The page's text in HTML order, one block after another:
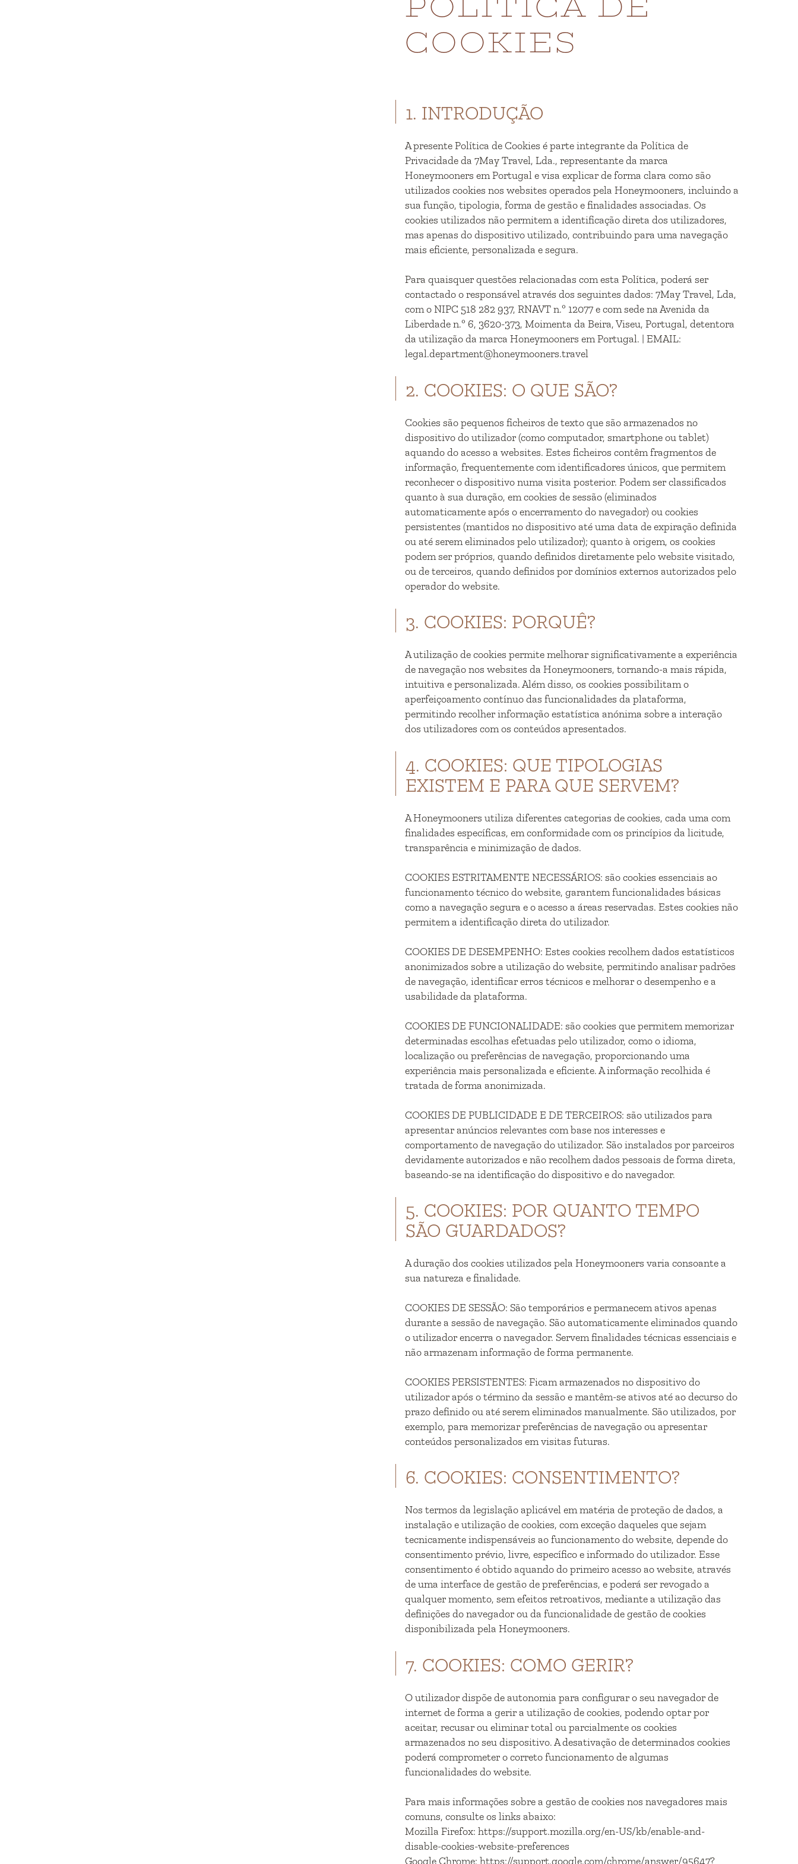
POLÍTICA DE
COOKIES
1. INTRODUÇÃO
A presente Política de Cookies é parte integrante da Política de
Privacidade da 7May Travel, Lda., representante da marca
Honeymooners em Portugal e visa explicar de forma clara como são
utilizados cookies nos websites operados pela Honeymooners, incluindo a
sua função, tipologia, forma de gestão e finalidades associadas. Os
cookies utilizados não permitem a identificação direta dos utilizadores,
mas apenas do dispositivo utilizado, contribuindo para uma navegação
mais eficiente, personalizada e segura.
Para quaisquer questões relacionadas com esta Política, poderá ser
contactado o responsável através dos seguintes dados: 7May Travel, Lda,
com o NIPC 518 282 937, RNAVT n.º 12077 e com sede na Avenida da
Liberdade n.º 6, 3620-373, Moimenta da Beira, Viseu, Portugal, detentora
da utilização da marca Honeymooners em Portugal. | EMAIL:
legal.department@honeymooners.travel
2. COOKIES: O QUE SÃO?
Cookies são pequenos ficheiros de texto que são armazenados no
dispositivo do utilizador (como computador, smartphone ou tablet)
aquando do acesso a websites. Estes ficheiros contêm fragmentos de
informação, frequentemente com identificadores únicos, que permitem
reconhecer o dispositivo numa visita posterior. Podem ser classificados
quanto à sua duração, em cookies de sessão (eliminados
automaticamente após o encerramento do navegador) ou cookies
persistentes (mantidos no dispositivo até uma data de expiração definida
ou até serem eliminados pelo utilizador); quanto à origem, os cookies
podem ser próprios, quando definidos diretamente pelo website visitado,
ou de terceiros, quando definidos por domínios externos autorizados pelo
operador do website.
3. COOKIES: PORQUÊ?
A utilização de cookies permite melhorar significativamente a experiência
de navegação nos websites da Honeymooners, tornando-a mais rápida,
intuitiva e personalizada. Além disso, os cookies possibilitam o
aperfeiçoamento contínuo das funcionalidades da plataforma,
permitindo recolher informação estatística anónima sobre a interação
dos utilizadores com os conteúdos apresentados.
4. COOKIES: QUE TIPOLOGIAS
EXISTEM E PARA QUE SERVEM?
A Honeymooners utiliza diferentes categorias de cookies, cada uma com
finalidades específicas, em conformidade com os princípios da licitude,
transparência e minimização de dados.
COOKIES ESTRITAMENTE NECESSÁRIOS: são cookies essenciais ao
funcionamento técnico do website, garantem funcionalidades básicas
como a navegação segura e o acesso a áreas reservadas. Estes cookies não
permitem a identificação direta do utilizador.
COOKIES DE DESEMPENHO: Estes cookies recolhem dados estatísticos
anonimizados sobre a utilização do website, permitindo analisar padrões
de navegação, identificar erros técnicos e melhorar o desempenho e a
usabilidade da plataforma.
COOKIES DE FUNCIONALIDADE: são cookies que permitem memorizar
determinadas escolhas efetuadas pelo utilizador, como o idioma,
localização ou preferências de navegação, proporcionando uma
experiência mais personalizada e eficiente. A informação recolhida é
tratada de forma anonimizada.
COOKIES DE PUBLICIDADE E DE TERCEIROS: são utilizados para
apresentar anúncios relevantes com base nos interesses e
comportamento de navegação do utilizador. São instalados por parceiros
devidamente autorizados e não recolhem dados pessoais de forma direta,
baseando-se na identificação do dispositivo e do navegador.
5. COOKIES: POR QUANTO TEMPO
SÃO GUARDADOS?
A duração dos cookies utilizados pela Honeymooners varia consoante a
sua natureza e finalidade.
COOKIES DE SESSÃO: São temporários e permanecem ativos apenas
durante a sessão de navegação. São automaticamente eliminados quando
o utilizador encerra o navegador. Servem finalidades técnicas essenciais e
não armazenam informação de forma permanente.
COOKIES PERSISTENTES: Ficam armazenados no dispositivo do
utilizador após o término da sessão e mantêm-se ativos até ao decurso do
prazo definido ou até serem eliminados manualmente. São utilizados, por
exemplo, para memorizar preferências de navegação ou apresentar
conteúdos personalizados em visitas futuras.
6. COOKIES: CONSENTIMENTO?
Nos termos da legislação aplicável em matéria de proteção de dados, a
instalação e utilização de cookies, com exceção daqueles que sejam
tecnicamente indispensáveis ao funcionamento do website, depende do
consentimento prévio, livre, específico e informado do utilizador. Esse
consentimento é obtido aquando do primeiro acesso ao website, através
de uma interface de gestão de preferências, e poderá ser revogado a
qualquer momento, sem efeitos retroativos, mediante a utilização das
definições do navegador ou da funcionalidade de gestão de cookies
disponibilizada pela Honeymooners.
7. COOKIES: COMO GERIR?
O utilizador dispõe de autonomia para configurar o seu navegador de
internet de forma a gerir a utilização de cookies, podendo optar por
aceitar, recusar ou eliminar total ou parcialmente os cookies
armazenados no seu dispositivo. A desativação de determinados cookies
poderá comprometer o correto funcionamento de algumas
funcionalidades do website.
Para mais informações sobre a gestão de cookies nos navegadores mais
comuns, consulte os links abaixo:
Mozilla Firefox: https://support.mozilla.org/en-US/kb/enable-and-
disable-cookies-website-preferences
Google Chrome: https://support.google.com/chrome/answer/95647?